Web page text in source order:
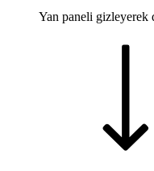
Yan paneli gizleyerek